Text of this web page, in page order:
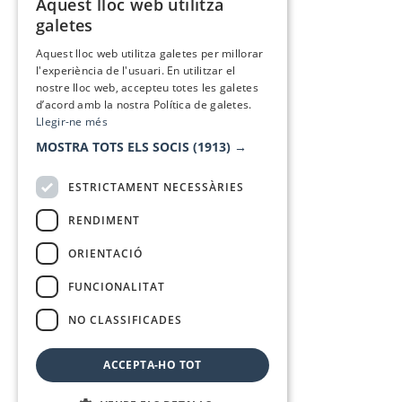
Aquest lloc web utilitza
galetes
Aquest lloc web utilitza galetes per millorar
l'experiència de l'usuari. En utilitzar el
nostre lloc web, accepteu totes les galetes
d’acord amb la nostra Política de galetes.
Llegir-ne més
MOSTRA TOTS ELS SOCIS (1913) →
ESTRICTAMENT NECESSÀRIES
RENDIMENT
ORIENTACIÓ
FUNCIONALITAT
NO CLASSIFICADES
ACCEPTA-HO TOT